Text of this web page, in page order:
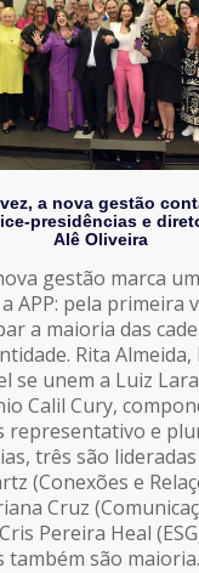
a nova gestão
presidências e
Alê Oliveira
gestão marca
APP: pela primeira
a maioria das
Rita Almeida,
se unem a Luiz
Calil Cury,
representativo e
três são
(Conexões e
Cruz
Pereira Heal
também são maioria.